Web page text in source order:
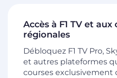
Accès à F1 TV et aux
régionales
Débloquez F1 TV Pro,
et autres plateformes
courses exclusivement